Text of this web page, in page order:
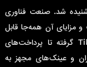
شنیده شد. صنعت فناوری
مزایای آن همه‌جا قابل
مشاهده است؛ از اینفلوئنسرهای TikTok گرفته تا پرداخت‌های
و عینک‌های مجهز به